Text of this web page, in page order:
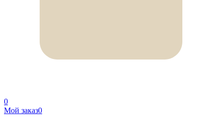
0
Мой заказ0